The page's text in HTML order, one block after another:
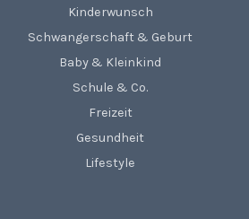
Kinderwunsch
Schwangerschaft & Geburt
Baby & Kleinkind
Schule & Co.
Freizeit
Gesundheit
Lifestyle